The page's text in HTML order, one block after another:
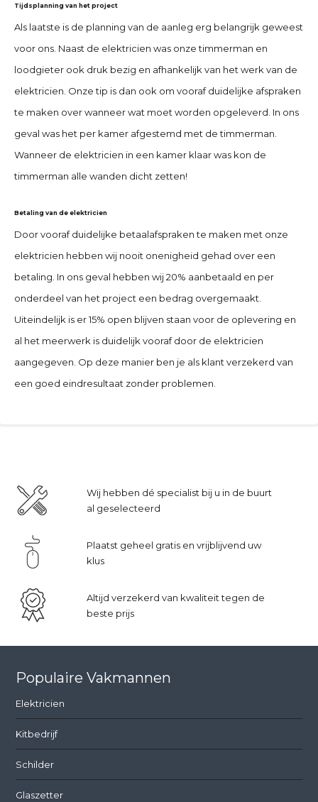
Tijdsplanning van het project
Als laatste is de planning van de aanleg erg belangrijk geweest
voor ons. Naast de elektricien was onze timmerman en
loodgieter ook druk bezig en afhankelijk van het werk van de
elektricien. Onze tip is dan ook om vooraf duidelijke afspraken
te maken over wanneer wat moet worden opgeleverd. In ons
geval was het per kamer afgestemd met de timmerman.
Wanneer de elektricien in een kamer klaar was kon de
timmerman alle wanden dicht zetten!
Betaling van de elektricien
Door vooraf duidelijke betaalafspraken te maken met onze
elektricien hebben wij nooit onenigheid gehad over een
betaling. In ons geval hebben wij 20% aanbetaald en per
onderdeel van het project een bedrag overgemaakt.
Uiteindelijk is er 15% open blijven staan voor de oplevering en
al het meerwerk is duidelijk vooraf door de elektricien
aangegeven. Op deze manier ben je als klant verzekerd van
een goed eindresultaat zonder problemen.
Wij hebben dé specialist bij u in de buurt
al geselecteerd
Plaatst geheel gratis en vrijblijvend uw
klus
Altijd verzekerd van kwaliteit tegen de
beste prijs
Populaire Vakmannen
Elektricien
Kitbedrijf
Schilder
Glaszetter